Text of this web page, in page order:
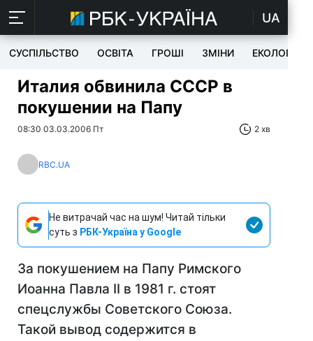
UA
СУСПІЛЬСТВО ОСВІТА ГРОШІ ЗМІНИ ЕКОЛОГІЯ
Италия обвинила СССР в
покушении на Папу
08:30 03.03.2006 Пт 2 хв
RBC.UA
Не витрачай час на шум! Читай тільки
суть з РБК-Україна у Google
За покушением на Папу Римского
Иоанна Павла II в 1981 г. стоят
спецслужбы Советского Союза.
Такой вывод содержится в